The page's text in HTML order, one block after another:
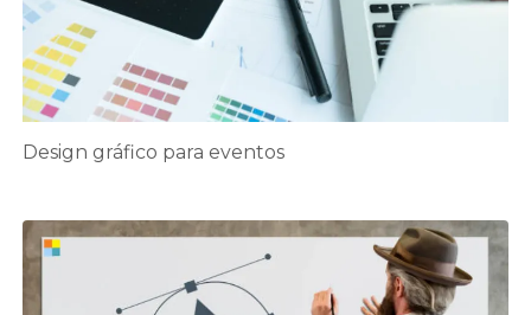
Design gráfico para eventos